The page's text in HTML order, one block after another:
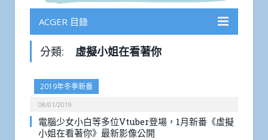
ACGER 目錄
分類: 虛擬小姐在看著你
2019年冬季新番
08/01/2019
電腦少女小白等多位Vtuber登場，1月新番《虛擬
小姐在看著你》最新影像公開